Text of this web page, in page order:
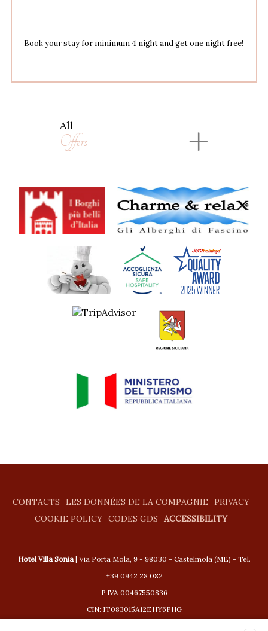
Book your stay for minimum 4 night and get one night free!
All
Offers
CONTACTS LES DONNÉES DE LA COMPAGNIE
PRIVACY
COOKIE POLICY CODES GDS ACCESSIBILITY
Hotel Villa Sonia| Via Porta Mola, 9 - 98030 - Castelmola (ME) - Tel.
+39 0942 28 082
P.IVA 00467550836
CIN: IT083015A12EHY6PHG